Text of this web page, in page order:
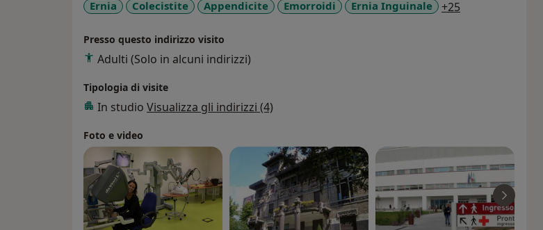
Ernia Colecistite Appendicite Emorroidi Ernia Inguinale +25
Presso questo indirizzo visito
Adulti (Solo in alcuni indirizzi)
Tipologia di visite
In studio Visualizza gli indirizzi (4)
Foto e video